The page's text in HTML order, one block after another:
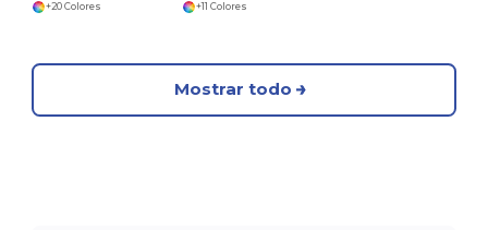
+20 Colores
+11 Colores
Mostrar todo